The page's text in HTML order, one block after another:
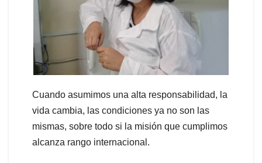
Cuando asumimos una alta responsabilidad, la
vida cambia, las condiciones ya no son las
mismas, sobre todo si la misión que cumplimos
alcanza rango internacional.